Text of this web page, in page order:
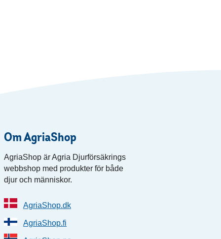
Om AgriaShop
AgriaShop är Agria Djurförsäkrings
webbshop med produkter för både
djur och människor.
AgriaShop.dk
AgriaShop.fi